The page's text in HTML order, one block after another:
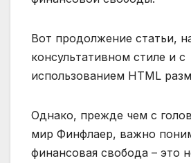
Вот продолжение статьи,
консультативном стиле и с
использованием HTML
Однако, прежде чем с
мир Финфлаер, важно
финансовая свобода – это